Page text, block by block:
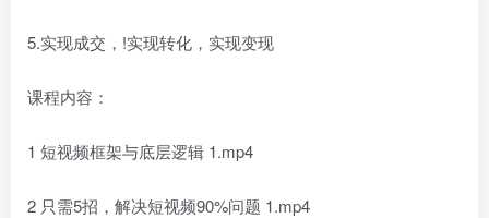
5.实现成交，!实现转化，实现变现
课程内容：
1 短视频框架与底层逻辑 1.mp4
2 只需5招，解决短视频90%问题 1.mp4